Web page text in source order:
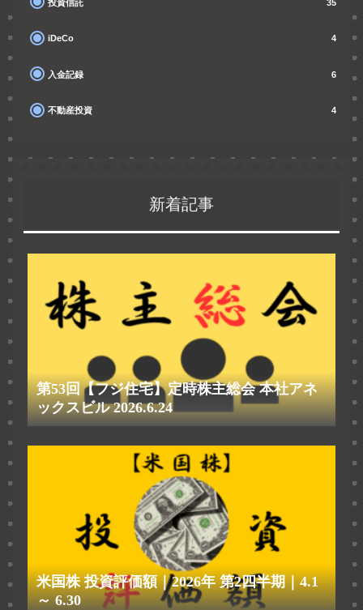
投資信託 35
iDeCo 4
入金記録 6
不動産投資 4
新着記事
第53回【フジ住宅】定時株主総会 本社アネ
ックスビル 2026.6.24
米国株 投資評価額｜2026年 第2四半期｜4.1
～ 6.30